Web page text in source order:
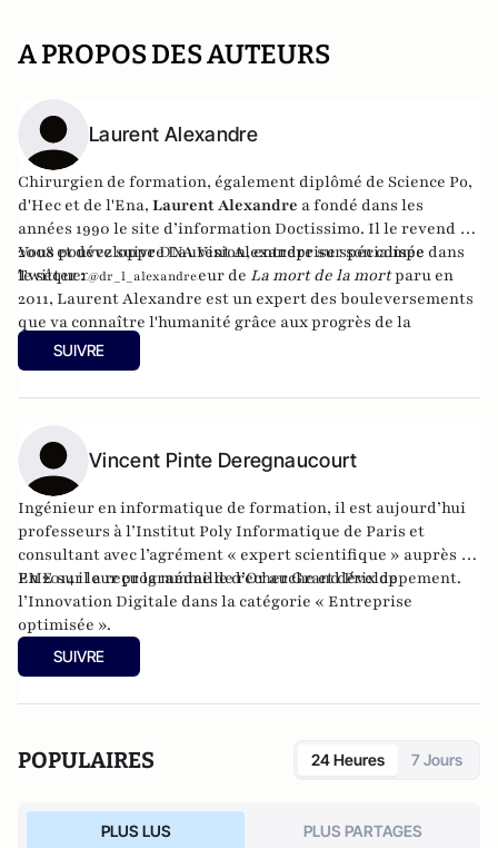
A PROPOS DES AUTEURS
Laurent Alexandre
Chirurgien de formation, également diplômé de Science Po,
d'Hec et de l'Ena, Laurent Alexandre a fondé dans les
années 1990 le site d’informationDoctissimo. Il le revend en
2008 et développeDNA Vision, entreprise spécialisée dans
le séquençage ADN. Auteur de La mort de la mortparu en
2011, Laurent Alexandre est un expert des bouleversements
que va connaître l'humanité grâce aux progrès de la
biotechnologie.
Vous pouvez suivre Laurent Alexandre sur son compe
Twitter :@dr_l_alexandre
SUIVRE
Vincent Pinte Deregnaucourt
Ingénieur en informatique de formation, il est aujourd’hui
professeurs à l’Institut Poly Informatique de Paris et
consultant avec l’agrément « expert scientifique » auprès de
PME sur leur programme de recherche et développement.
En 2014 il a reçu la médaille d’Or au Grand Prix de
l’Innovation Digitale dans la catégorie « Entreprise
optimisée ».
SUIVRE
POPULAIRES 24 Heures 7 Jours
PLUS LUS PLUS PARTAGES